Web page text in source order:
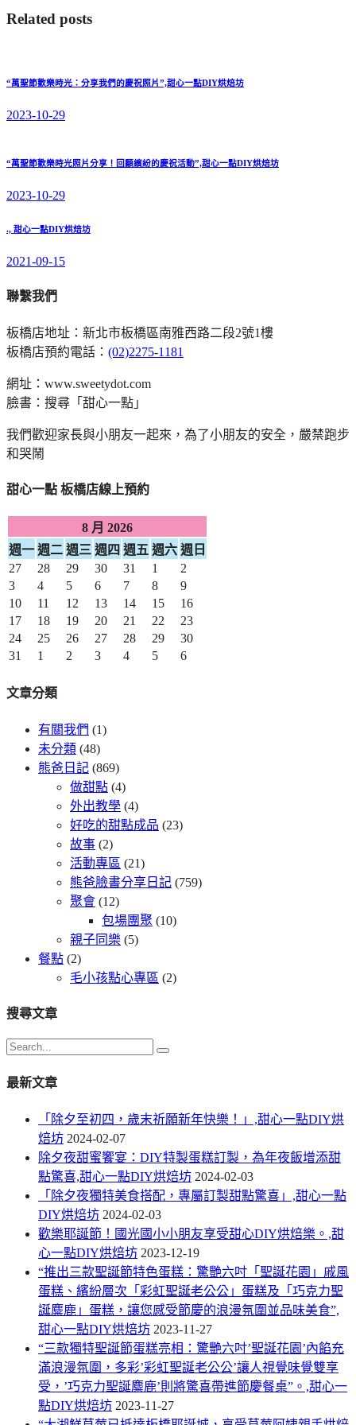
Related posts
“萬聖節歡樂時光：分享我們的慶祝照片”,甜心一點DIY烘焙坊
2023-10-29
“萬聖節歡樂時光照片分享！回顧繽紛的慶祝活動”,甜心一點DIY烘焙坊
2023-10-29
., 甜心一點DIY烘焙坊
2021-09-15
聯繫我們
板橋店地址：新北市板橋區南雅西路二段2號1樓
板橋店預約電話： (02)2275-1181
網址：www.sweetydot.com
臉書：搜尋「甜心一點」
我們歡迎家長與小朋友一起來，為了小朋友的安全，嚴禁跑步
和哭鬧
甜心一點 板橋店線上預約
8 月 2026
週一 週二 週三 週四 週五 週六 週日
27
28 29 30 31 1
2
3
4 5 6 7 8
9
10
11 12 13 14 15
16
17
18 19 20 21 22
23
24
25 26 27 28 29
30
31
1 2 3 4 5 6
文章分類
有關我們 (1)
未分類 (48)
熊爸日記 (869)
做甜點 (4)
外出教學 (4)
好吃的甜點成品 (23)
故事 (2)
活動專區 (21)
熊爸臉書分享日記 (759)
聚會 (12)
包場團聚 (10)
親子同樂 (5)
餐點 (2)
毛小孩點心專區 (2)
搜尋文章
Search
for:
最新文章
「除夕至初四，歲末祈願新年快樂！」,甜心一點DIY烘
焙坊 2024-02-07
除夕夜甜蜜饗宴：DIY特製蛋糕訂製，為年夜飯增添甜
點驚喜,甜心一點DIY烘焙坊 2024-02-03
「除夕夜獨特美食搭配，專屬訂製甜點驚喜」,甜心一點
DIY烘焙坊 2024-02-03
歡樂耶誕節！國光國小小朋友享受甜心DIY烘焙樂。,甜
心一點DIY烘焙坊 2023-12-19
“推出三款聖誕節特色蛋糕：驚艷六吋「聖誕花園」戚風
蛋糕、繽紛層次「彩虹聖誕老公公」蛋糕及「巧克力聖
誕麋鹿」蛋糕，讓您感受節慶的浪漫氛圍並品味美食”,
甜心一點DIY烘焙坊 2023-11-27
“三款獨特聖誕節蛋糕亮相：驚艷六吋’聖誕花園’內餡充
滿浪漫氛圍，多彩’彩虹聖誕老公公’讓人視覺味覺雙享
受，’巧克力聖誕麋鹿’則將驚喜帶進節慶餐桌”。,甜心一
點DIY烘焙坊 2023-11-27